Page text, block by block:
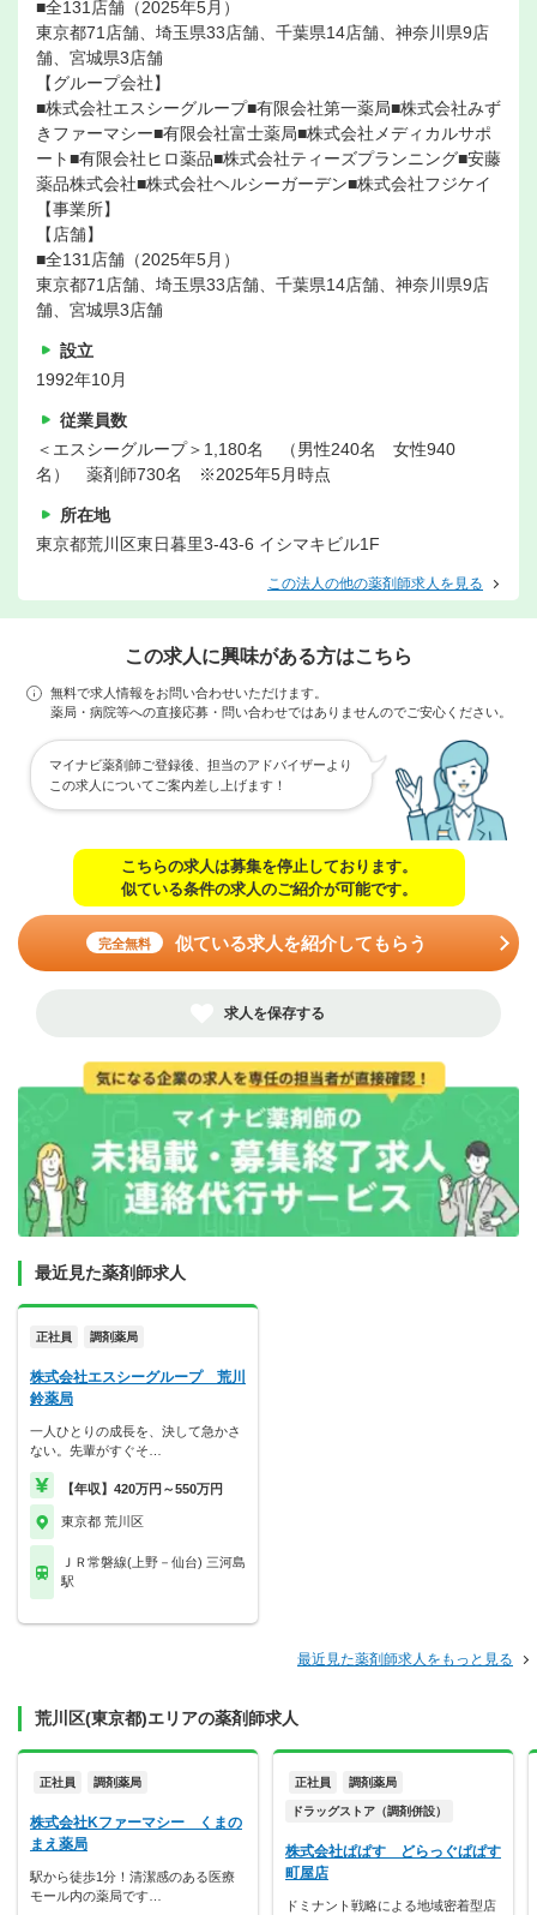
■全131店舗（2025年5月）
東京都71店舗、埼玉県33店舗、千葉県14店舗、神奈川県9店
舗、宮城県3店舗
【グループ会社】
■株式会社エスシーグループ■有限会社第一薬局■株式会社みず
きファーマシー■有限会社富士薬局■株式会社メディカルサポ
ート■有限会社ヒロ薬品■株式会社ティーズプランニング■安藤
薬品株式会社■株式会社ヘルシーガーデン■株式会社フジケイ
【事業所】
【店舗】
■全131店舗（2025年5月）
東京都71店舗、埼玉県33店舗、千葉県14店舗、神奈川県9店
舗、宮城県3店舗
設立
1992年10月
従業員数
＜エスシーグループ＞1,180名 （男性240名 女性940
名） 薬剤師730名 ※2025年5月時点
所在地
東京都荒川区東日暮里3-43-6 イシマキビル1F
この法人の他の薬剤師求人を見る
この求人に興味がある方はこちら
無料で求人情報をお問い合わせいただけます。
薬局・病院等への直接応募・問い合わせではありませんのでご安心ください。
マイナビ薬剤師ご登録後、担当のアドバイザーより
この求人についてご案内差し上げます！
こちらの求人は募集を停止しております。
似ている条件の求人のご紹介が可能です。
完全無料 似ている求人を紹介してもらう
求人を保存する
最近見た薬剤師求人
正社員 調剤薬局
株式会社エスシーグループ 荒川
鈴薬局
一人ひとりの成長を、決して急かさ
ない。先輩がすぐそ…
【年収】420万円～550万円
東京都 荒川区
ＪＲ常磐線(上野－仙台) 三河島
駅
最近見た薬剤師求人をもっと見る
荒川区(東京都)エリアの薬剤師求人
正社員 調剤薬局
株式会社Kファーマシー くまの
まえ薬局
駅から徒歩1分！清潔感のある医療
モール内の薬局です…
正社員 調剤薬局
ドラッグストア（調剤併設）
株式会社ぱぱす どらっぐぱぱす
町屋店
ドミナント戦略による地域密着型店